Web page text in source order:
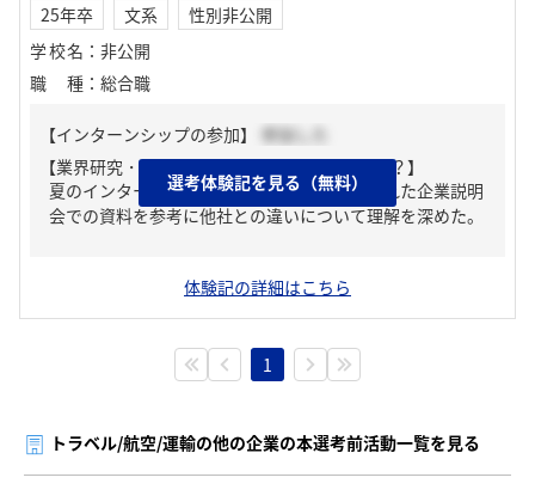
25年卒 文系
性別非公開
学校名 ： 非公開
職種 ： 総合職
【インターンシップの参加】
参加した
【業界研究・企業研究はどんな風にしましたか？】
夏のインターンシップでの資料や年末に行われた企業説明
会での資料を参考に他社との違いについて理解を深めた。
選考体験記を見る（無料）
体験記の詳細はこちら
1
トラベル/航空/運輸の他の企業の本選考前活動一覧を見る